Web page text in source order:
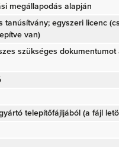
megállapodás alapján
tanúsítvány; egyszeri licenc
van)
szükséges
telepítőfájljából (a fájl